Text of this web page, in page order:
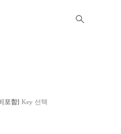
포함] Key 선택